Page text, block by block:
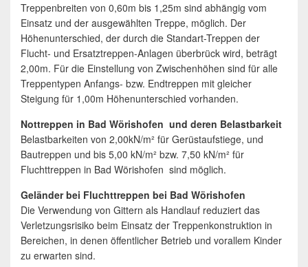
Treppenbreiten von 0,60m bis 1,25m sind abhängig vom
Einsatz und der ausgewählten Treppe, möglich. Der
Höhenunterschied, der durch die Standart-Treppen der
Flucht- und Ersatztreppen-Anlagen überbrück wird, beträgt
2,00m. Für die Einstellung von Zwischenhöhen sind für alle
Treppentypen Anfangs- bzw. Endtreppen mit gleicher
Steigung für 1,00m Höhenunterschied vorhanden.
Nottreppen in Bad Wörishofen und deren Belastbarkeit
Belastbarkeiten von 2,00kN/m² für Gerüstaufstiege, und
Bautreppen und bis 5,00 kN/m² bzw. 7,50 kN/m² für
Fluchttreppen in Bad Wörishofen sind möglich.
Geländer bei Fluchttreppen bei Bad Wörishofen
Die Verwendung von Gittern als Handlauf reduziert das
Verletzungsrisiko beim Einsatz der Treppenkonstruktion in
Bereichen, in denen öffentlicher Betrieb und vorallem Kinder
zu erwarten sind.